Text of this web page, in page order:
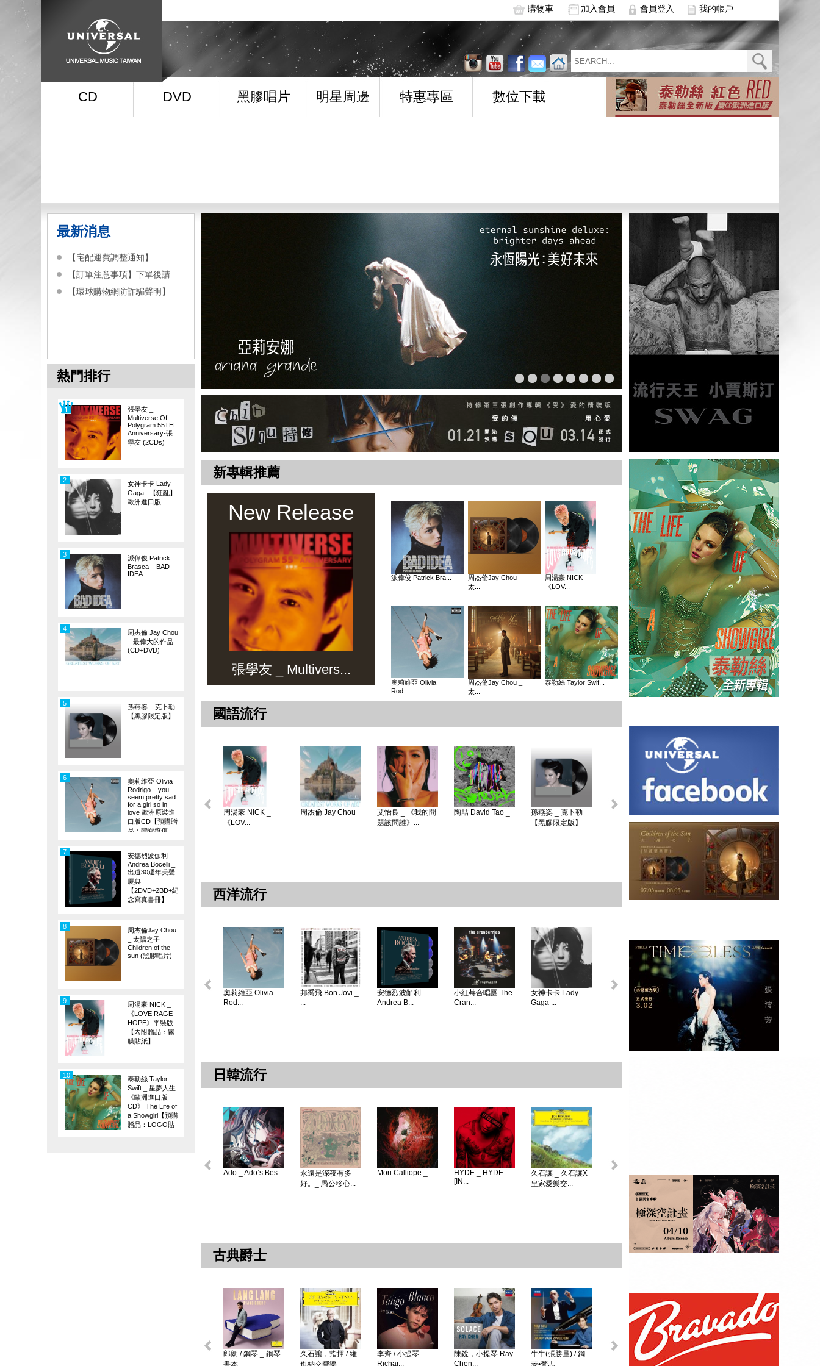
購物車 加入會員 會員登入 我的帳戶
CD DVD 黑膠唱片 明星周邊 特惠專區 數位下載
最新消息
【宅配運費調整通知】
【訂單注意事項】下單後請
【環球購物網防詐騙聲明】
熱門排行
張學友 _
Multiverse Of
Polygram 55TH
Anniversary-張
學友 (2CDs)
女神卡卡 Lady
Gaga _【狂亂】
歐洲進口版
2
派偉俊 Patrick
Brasca _ BAD
IDEA
3
周杰倫 Jay Chou
_ 最偉大的作品
(CD+DVD)
4
孫燕姿 _ 克卜勒
【黑膠限定版】
5
奧莉維亞 Olivia
Rodrigo _ you
seem pretty sad
for a girl so in
love 歐洲原裝進
口版CD【預購贈
品：戀愛療傷
6
安德烈波伽利
Andrea Bocelli _
出道30週年美聲
慶典
【2DVD+2BD+紀
念寫真書冊】
7
周杰倫Jay Chou
_ 太陽之子
Children of the
sun (黑膠唱片)
8
周湯豪 NICK _
《LOVE RAGE
HOPE》平裝版
【內附贈品：霧
膜貼紙】
9
泰勒絲 Taylor
Swift _ 星夢人生
《歐洲進口版
CD》 The Life of
a Showgirl【預購
贈品：LOGO貼
10
新專輯推薦
New Release
張學友 _ Multivers...
派偉俊 Patrick Bra...
周杰倫Jay Chou _
太...
周湯豪 NICK _
《LOV...
奧莉維亞 Olivia
Rod...
周杰倫Jay Chou _
太...
泰勒絲 Taylor Swif...
國語流行
周湯豪 NICK _
《LOV...
周杰倫 Jay Chou
_ ...
艾怡良 _ 《我的問
題該問誰》...
陶喆 David Tao _
...
孫燕姿 _ 克卜勒
【黑膠限定版】
西洋流行
奧莉維亞 Olivia
Rod...
邦喬飛 Bon Jovi _
...
安德烈波伽利
Andrea B...
小紅莓合唱團 The
Cran...
女神卡卡 Lady
Gaga ...
怪奇比莉 BILLIE
蘿兒 Lorde _ 聖女
莎賓娜卡本特
Sabrina ...
日韓流行
Ado _ Ado’s Bes...
永遠是深夜有多
好。_ 愚公移心...
Mori Calliope _...
HYDE _ HYDE
[IN...
久石讓 _ 久石讓X
皇家愛樂交...
初音未來 _
MAGICAL ...
贈品：SPECIAL
BOOK+視覺貼紙
10張SET+特典影
古典爵士
郎朗 / 鋼琴 _ 鋼琴
書本 ...
久石讓，指揮 / 維
也納交響樂...
李齊 / 小提琴
Richar...
陳銳，小提琴 Ray
Chen...
牛牛(張勝量) / 鋼
琴•梵志...
戴安娜‧克瑞兒
環球DG古典音樂